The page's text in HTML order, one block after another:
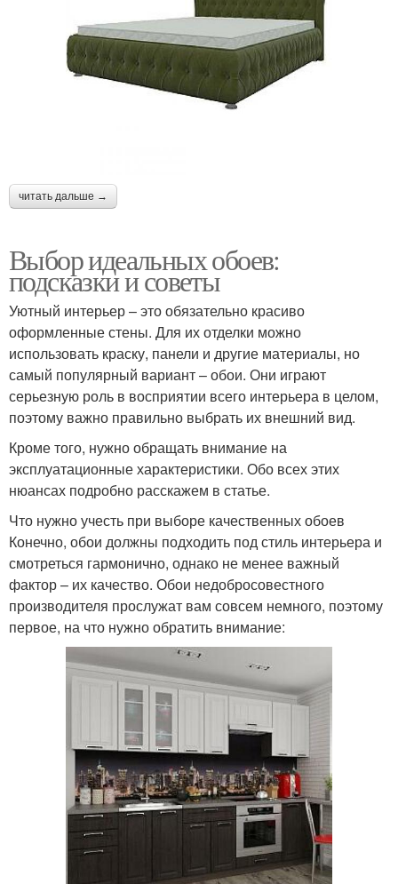
читать дальше →
Выбор идеальных обоев:
подсказки и советы
Уютный интерьер – это обязательно красиво
оформленные стены. Для их отделки можно
использовать краску, панели и другие материалы, но
самый популярный вариант – обои. Они играют
серьезную роль в восприятии всего интерьера в целом,
поэтому важно правильно выбрать их внешний вид.
Кроме того, нужно обращать внимание на
эксплуатационные характеристики. Обо всех этих
нюансах подробно расскажем в статье.
Что нужно учесть при выборе качественных обоев
Конечно, обои должны подходить под стиль интерьера и
смотреться гармонично, однако не менее важный
фактор – их качество. Обои недобросовестного
производителя прослужат вам совсем немного, поэтому
первое, на что нужно обратить внимание: